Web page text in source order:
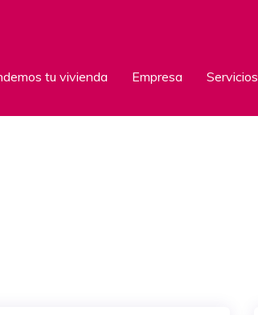
tu vivienda Empresa Servicios